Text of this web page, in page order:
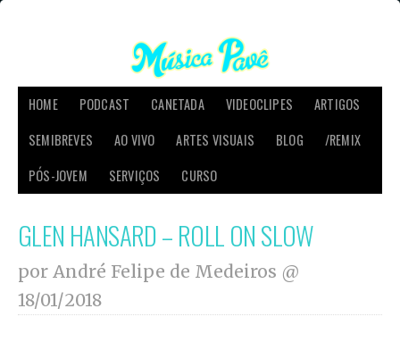
HOME PODCAST CANETADA VIDEOCLIPES
ARTIGOS
SEMIBREVES
AO VIVO ARTES VISUAIS BLOG
/REMIX
PÓS-JOVEM
SERVIÇOS CURSO
GLEN HANSARD – ROLL ON SLOW
por André Felipe de Medeiros @
18/01/2018